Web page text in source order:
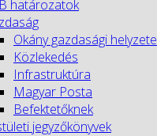
határozatok
Okány gazdasági helyzete
Közlekedés
Infrastruktúra
Magyar Posta
Befektetőknek
jegyzőkönyvek